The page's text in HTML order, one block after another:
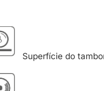
Superfície do